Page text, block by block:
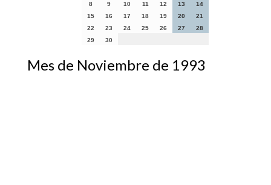
8
9 10 11 12 13
14
15
16 17 18 19 20
21
22
23 24 25 26 27
28
29
30
Mes de Noviembre de 1993